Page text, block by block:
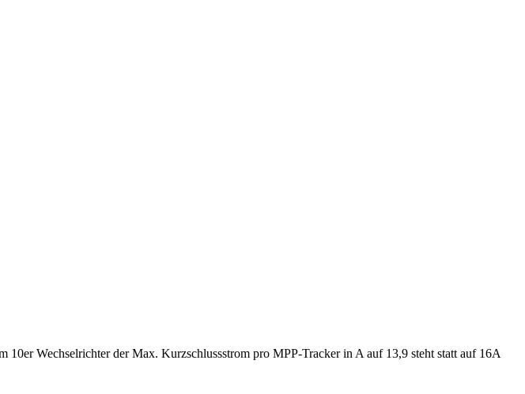
10er Wechselrichter der Max. Kurzschlussstrom pro MPP-Tracker in A auf 13,9 steht statt auf 16A